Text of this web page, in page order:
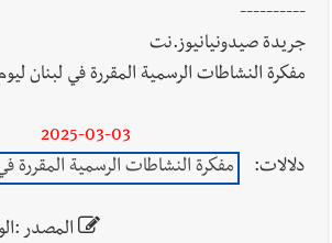
----------
جريدة صيدونيانيوز.نت
مفكرة النشاطات الرسمية المقررة في لبنان ليوم
2025-03-03
دلالات:
مفكرة النشاطات الرسمية المقررة في
المصدر